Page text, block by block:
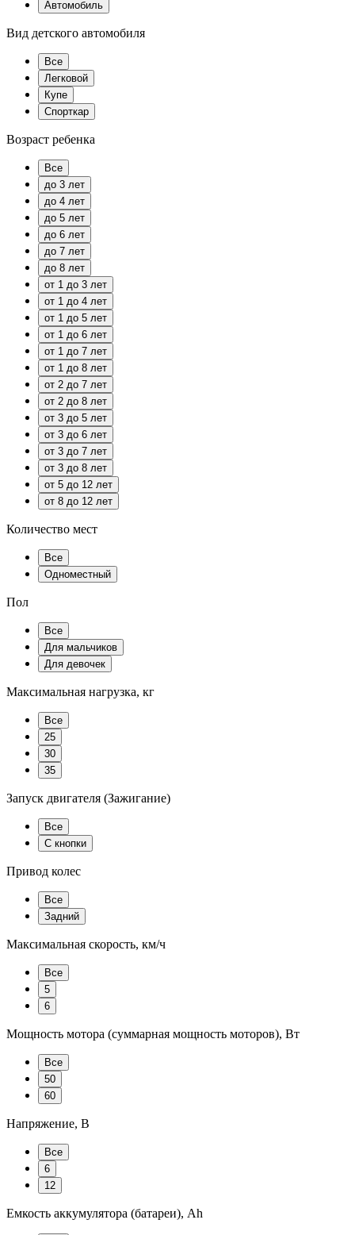
Автомобиль
Вид детского автомобиля
Все
Легковой
Купе
Спорткар
Возраст ребенка
Все
до 3 лет
до 4 лет
до 5 лет
до 6 лет
до 7 лет
до 8 лет
от 1 до 3 лет
от 1 до 4 лет
от 1 до 5 лет
от 1 до 6 лет
от 1 до 7 лет
от 1 до 8 лет
от 2 до 7 лет
от 2 до 8 лет
от 3 до 5 лет
от 3 до 6 лет
от 3 до 7 лет
от 3 до 8 лет
от 5 до 12 лет
от 8 до 12 лет
Количество мест
Все
Одноместный
Пол
Все
Для мальчиков
Для девочек
Максимальная нагрузка, кг
Все
25
30
35
Запуск двигателя (Зажигание)
Все
С кнопки
Привод колес
Все
Задний
Максимальная скорость, км/ч
Все
5
6
Мощность мотора (суммарная мощность моторов), Вт
Все
50
60
Напряжение, В
Все
6
12
Емкость аккумулятора (батареи), Ah